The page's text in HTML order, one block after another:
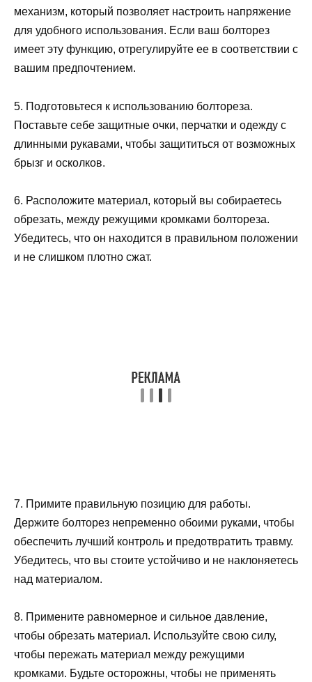
механизм, который позволяет настроить напряжение
для удобного использования. Если ваш болторез
имеет эту функцию, отрегулируйте ее в соответствии с
вашим предпочтением.
5. Подготовьтеся к использованию болтореза.
Поставьте себе защитные очки, перчатки и одежду с
длинными рукавами, чтобы защититься от возможных
брызг и осколков.
6. Расположите материал, который вы собираетесь
обрезать, между режущими кромками болтореза.
Убедитесь, что он находится в правильном положении
и не слишком плотно сжат.
7. Примите правильную позицию для работы.
Держите болторез непременно обоими руками, чтобы
обеспечить лучший контроль и предотвратить травму.
Убедитесь, что вы стоите устойчиво и не наклоняетесь
над материалом.
8. Примените равномерное и сильное давление,
чтобы обрезать материал. Используйте свою силу,
чтобы пережать материал между режущими
кромками. Будьте осторожны, чтобы не применять